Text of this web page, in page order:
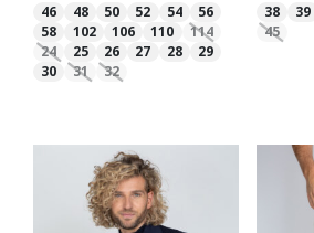
46 48 50 52 54
56
58
102 106 110
114
24
25 26 27 28
29
30
31 32
38 39
45